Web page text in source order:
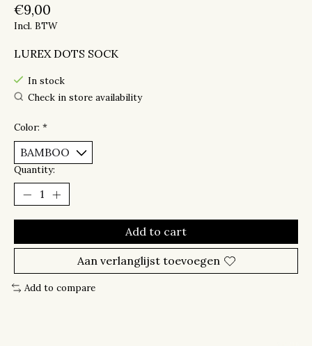
€9,00
Incl. BTW
LUREX DOTS SOCK
In stock
Check in store availability
Color: *
Quantity:
Add to cart
Aan verlanglijst toevoegen
Add to compare